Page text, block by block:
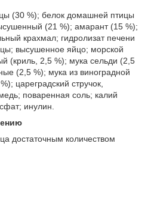
(30 %); белок домашней птицы
(21 %); амарант (15 %);
крахмал; гидролизат печени
высушенное яйцо; морской
(криль, 2,5 %); мука сельди (2,5
(2,5 %); мука из виноградной
цареградский стручок,
поваренная соль; калий
инулин.
достаточным количеством